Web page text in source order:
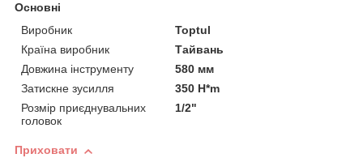
Основні
Виробник
Toptul
Країна виробник
Тайвань
Довжина інструменту
580 мм
Затискне зусилля
350 H*m
Розмір приєднувальних
головок
1/2"
Приховати